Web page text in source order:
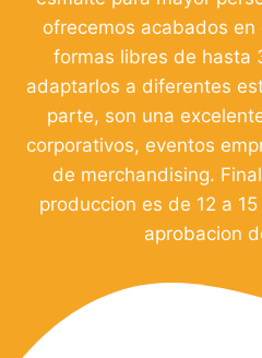
ofrecemos acabados
formas libres de hasta
adaptarlos a diferentes
parte, son una
corporativos, eventos
de merchandising.
produccion es de 12 a
aprobacion